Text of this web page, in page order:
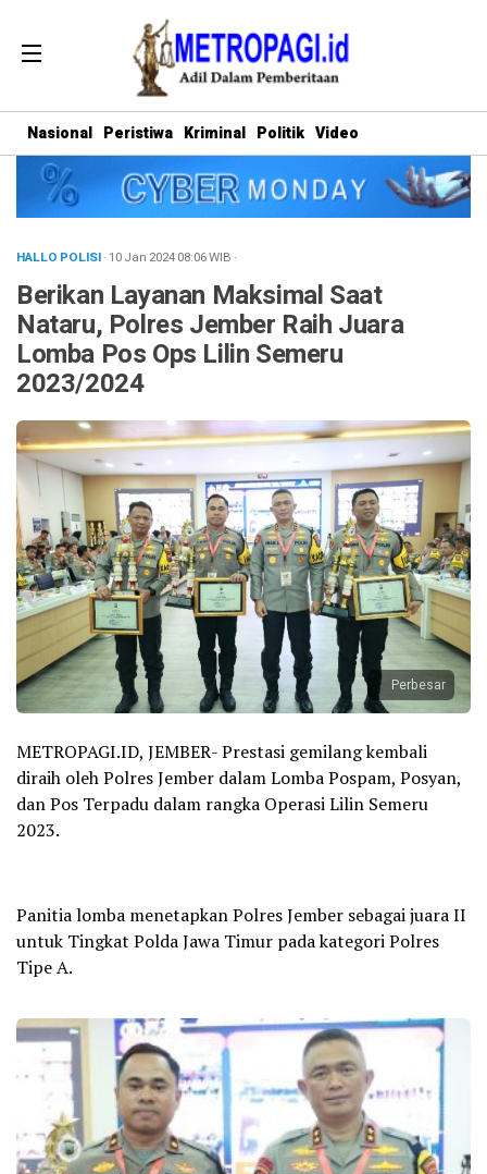
Nasional Peristiwa Kriminal Politik Video
HALLO POLISI· 10 Jan 202408:06WIB ·
Berikan Layanan Maksimal Saat
Nataru, Polres Jember Raih Juara
Lomba Pos Ops Lilin Semeru
2023/2024
Perbesar
METROPAGI.ID, JEMBER- Prestasi gemilang kembali
diraih oleh Polres Jember dalam Lomba Pospam, Posyan,
dan Pos Terpadu dalam rangka Operasi Lilin Semeru
2023.
Panitia lomba menetapkan Polres Jember sebagai juara II
untuk Tingkat Polda Jawa Timur pada kategori Polres
Tipe A.